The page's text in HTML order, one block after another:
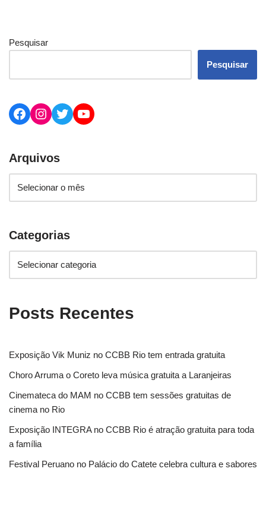
Pesquisar
Pesquisar
Arquivos
Categorias
Posts Recentes
Exposição Vik Muniz no CCBB Rio tem entrada gratuita
Choro Arruma o Coreto leva música gratuita a Laranjeiras
Cinemateca do MAM no CCBB tem sessões gratuitas de
cinema no Rio
Exposição INTEGRA no CCBB Rio é atração gratuita para toda
a família
Festival Peruano no Palácio do Catete celebra cultura e sabores